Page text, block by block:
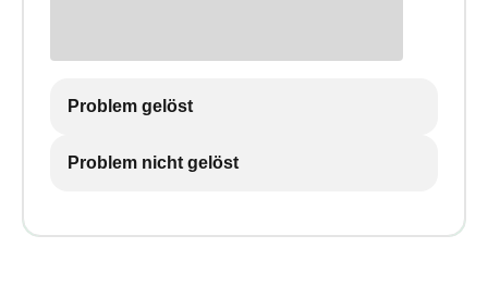
Problem gelöst
Problem nicht gelöst